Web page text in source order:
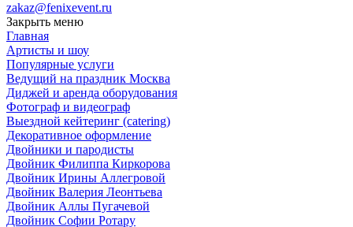
zakaz@fenixevent.ru
Закрыть меню
Главная
Артисты и шоу
Популярные услуги
Ведущий на праздник Москва
Диджей и аренда оборудования
Фотограф и видеограф
Выездной кейтеринг (catering)
Декоративное оформление
Двойники и пародисты
Двойник Филиппа Киркорова
Двойник Ирины Аллегровой
Двойник Валерия Леонтьева
Двойник Аллы Пугачевой
Двойник Софии Ротару